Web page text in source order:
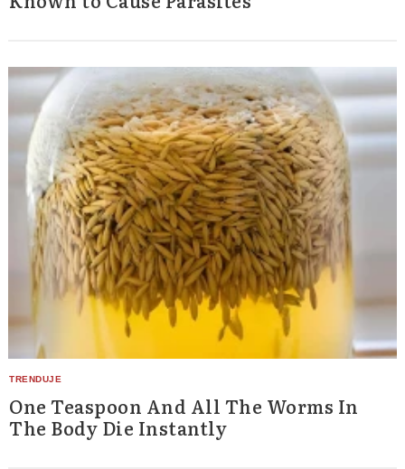
One Teaspoon And All The Worms In
The Body Die Instantly